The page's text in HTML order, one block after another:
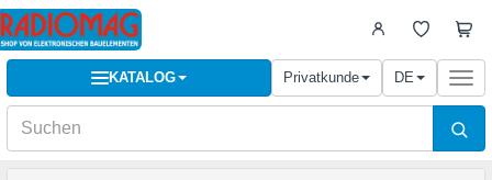
KATALOG Privatkunde DE